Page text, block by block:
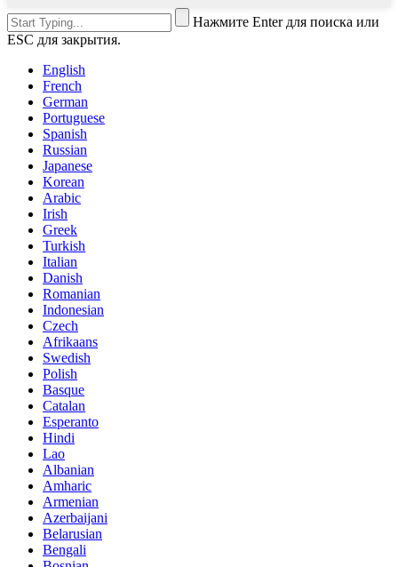
Нажмите Enter для поиска или
ESC для закрытия.
English
French
German
Portuguese
Spanish
Russian
Japanese
Korean
Arabic
Irish
Greek
Turkish
Italian
Danish
Romanian
Indonesian
Czech
Afrikaans
Swedish
Polish
Basque
Catalan
Esperanto
Hindi
Lao
Albanian
Amharic
Armenian
Azerbaijani
Belarusian
Bengali